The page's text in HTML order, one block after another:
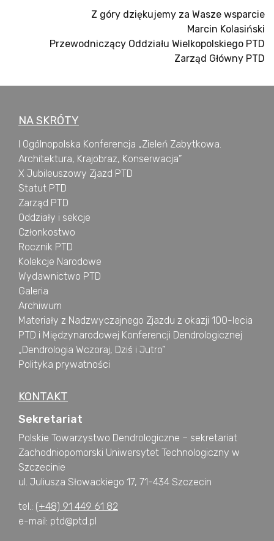
Z góry dziękujemy za Wasze wsparcie
Marcin Kolasiński
Przewodniczący Oddziału Wielkopolskiego PTD
Zarząd Główny PTD
NA SKRÓTY
I Ogólnopolska Konferencja „Zieleń Zabytkowa.
Architektura, Krajobraz, Konserwacja”
X Jubileuszowy Zjazd PTD
Statut PTD
Zarząd PTD
Oddziały i sekcje
Członkostwo
Rocznik PTD
Kolekcje Narodowe
Wydawnictwo PTD
Galeria
Archiwum
Materiały z Nadzwyczajnego Zjazdu z okazji 100-lecia
PTD i Międzynarodowej Konferencji Dendrologicznej
„Dendrologia Wczoraj, Dziś i Jutro”
Polityka prywatności
KONTAKT
Sekretariat
Polskie Towarzystwo Dendrologiczne – sekretariat
Zachodniopomorski Uniwersytet Technologiczny w
Szczecinie
ul. Juliusza Słowackiego 17, 71-434 Szczecin
tel.: (+48) 91 449 61 82
e-mail: ptd@ptd.pl